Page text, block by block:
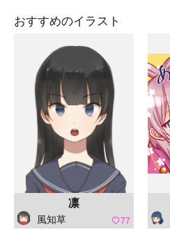
おすすめのイラスト
凛
風知草 77